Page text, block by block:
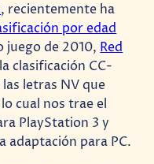
, recientemente ha
por edad
juego de 2010,Red
clasificación CC-
letras NV que
cual nos trae el
PlayStation 3 y
adaptación para PC.